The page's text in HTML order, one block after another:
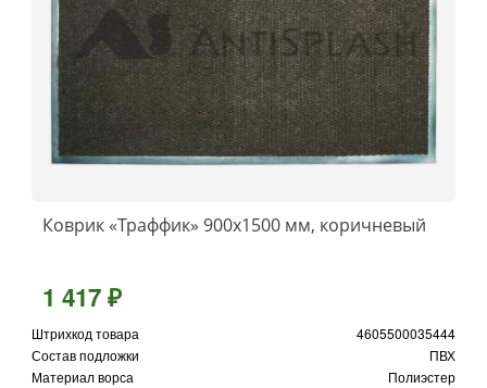
Коврик «Траффик» 900x1500 мм, коричневый
1 417 ₽
Штрихкод товара
4605500035444
Состав подложки
ПВХ
Материал ворса
Полиэстер